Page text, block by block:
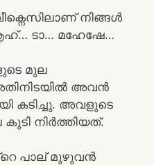
നിങ്ങൾ
ടാ… മഹേഷേ…
മുല
അവൻ
കടിച്ചു. അവളുടെ
നിർത്തിയത്.
പാല് മുഴുവൻ